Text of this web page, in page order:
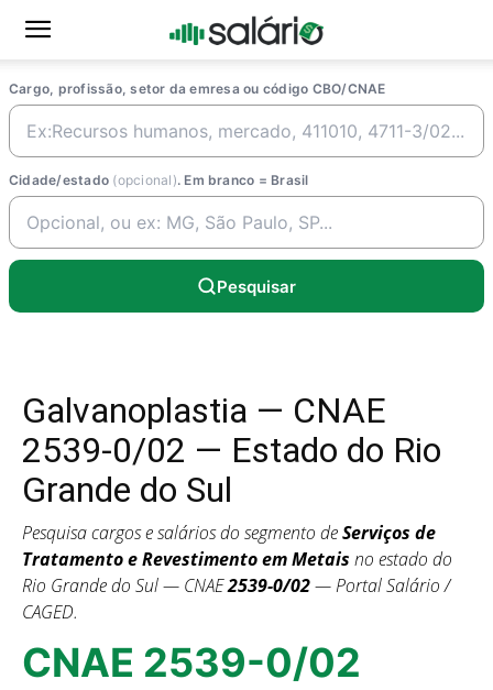
Cargo, profissão, setor da emresa ou código CBO/CNAE
Cidade/estado (opcional). Em branco = Brasil
Pesquisar
Galvanoplastia — CNAE
2539-0/02 — Estado do Rio
Grande do Sul
Pesquisa cargos e salários do segmento deServiços de
Tratamento e Revestimento em Metais no estado do
Rio Grande do Sul — CNAE2539-0/02— Portal Salário /
CAGED.
CNAE 2539-0/02